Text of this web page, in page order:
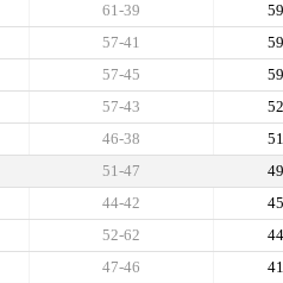
59
61-39
59
57-41
59
57-45
52
57-43
51
46-38
49
51-47
45
44-42
44
52-62
41
47-46